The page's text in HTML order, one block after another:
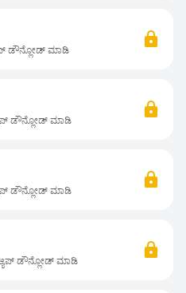
ಡೌನ್ಲೋಡ್ ಮಾಡಿ
ಡೌನ್ಲೋಡ್ ಮಾಡಿ
ಡೌನ್ಲೋಡ್ ಮಾಡಿ
ಆ್ಯಪ್ ಡೌನ್ಲೋಡ್ ಮಾಡಿ